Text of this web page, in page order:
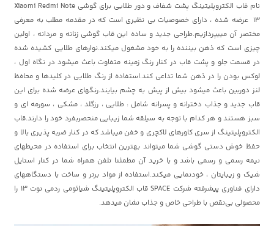
نام قاب الکتروپلیتینگ پشت شفاف و دور طلایی برای گوشی Xiaomi Redmi Note
13 عرضه شده ، دارای خصوصیات بی نظیری است که در مقدمه مطلب به معرفی
مختصر آن مییپردازیم.طراحی جدید و ساده این قاب گوشی زنانه و مردانه ، اولین
چیزی است که ذهن بیننده را به خود مشغول میکند.نوارهای طلایی کشیده شده
در قسمت جلو و پشت قاب در کنار رنگ زمینه متفاوت باعث میشود در نگاه اول ،
لوکس بودن را در ذهن شما تداعی کند.استفاده از رنگ طلایی در کلیدها و محافظ
لنز دوربین باعث میشود بیش از پیش به چشم بیایند.رنگهای عرضه شده برای این
قاب جدید و جذاب دخترانه و پسرانه شامل : طلایی ، رزگلد ، مشکی ، سورمه ای و
سبز هستند و هر کدام با توجه به سیلقه شما زیبایی منحصربفرد خود را دارند.قاب
الکتروپلیتینگ از سری کاورهای لاکچری و خفن میباشد که در کنار ضربه پذیری بالا و
حفظ خوش دستی گوشی شما میتواند بهترین انتخاب برای استفاده در محیطهای
نیمه رسمی و رسمی باشد و با خرید آن مطمئنا تلفن همراه شما در کنار استایل
شیک و زیبایتان ، خودنمایی میکند.استفاده از مواد برتر و ساخت با دستگاههای
دارای فناوری پیشرفته شرکت SPACE قاب الکتروپلیتینگ شیائومی ردمی نوت 13 را
محصولی بی‌نقص با طراحی خاص و جذاب نشان میدهد.